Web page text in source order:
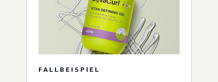
FALLBEISPIEL